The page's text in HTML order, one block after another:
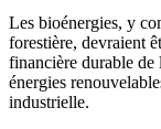
Les bioénergies, y
forestière, devraient
financière durable de
énergies
industrielle.